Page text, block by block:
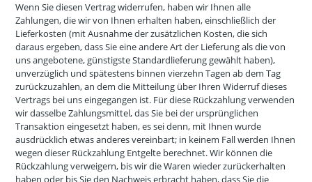
Wenn Sie diesen Vertrag widerrufen, haben wir Ihnen alle
Zahlungen, die wir von Ihnen erhalten haben, einschließlich der
Lieferkosten (mit Ausnahme der zusätzlichen Kosten, die sich
daraus ergeben, dass Sie eine andere Art der Lieferung als die von
uns angebotene, günstigste Standardlieferung gewählt haben),
unverzüglich und spätestens binnen vierzehn Tagen ab dem Tag
zurückzuzahlen, an dem die Mitteilung über Ihren Widerruf dieses
Vertrags bei uns eingegangen ist. Für diese Rückzahlung verwenden
wir dasselbe Zahlungsmittel, das Sie bei der ursprünglichen
Transaktion eingesetzt haben, es sei denn, mit Ihnen wurde
ausdrücklich etwas anderes vereinbart; in keinem Fall werden Ihnen
wegen dieser Rückzahlung Entgelte berechnet. Wir können die
Rückzahlung verweigern, bis wir die Waren wieder zurückerhalten
haben oder bis Sie den Nachweis erbracht haben, dass Sie die